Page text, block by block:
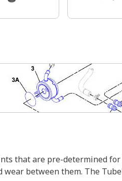
that are pre-determined
between them. The